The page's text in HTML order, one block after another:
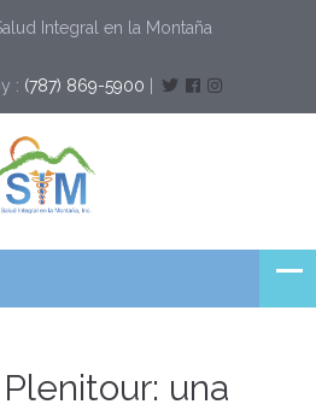
Integral en la Montaña
: (787) 869-5900
una